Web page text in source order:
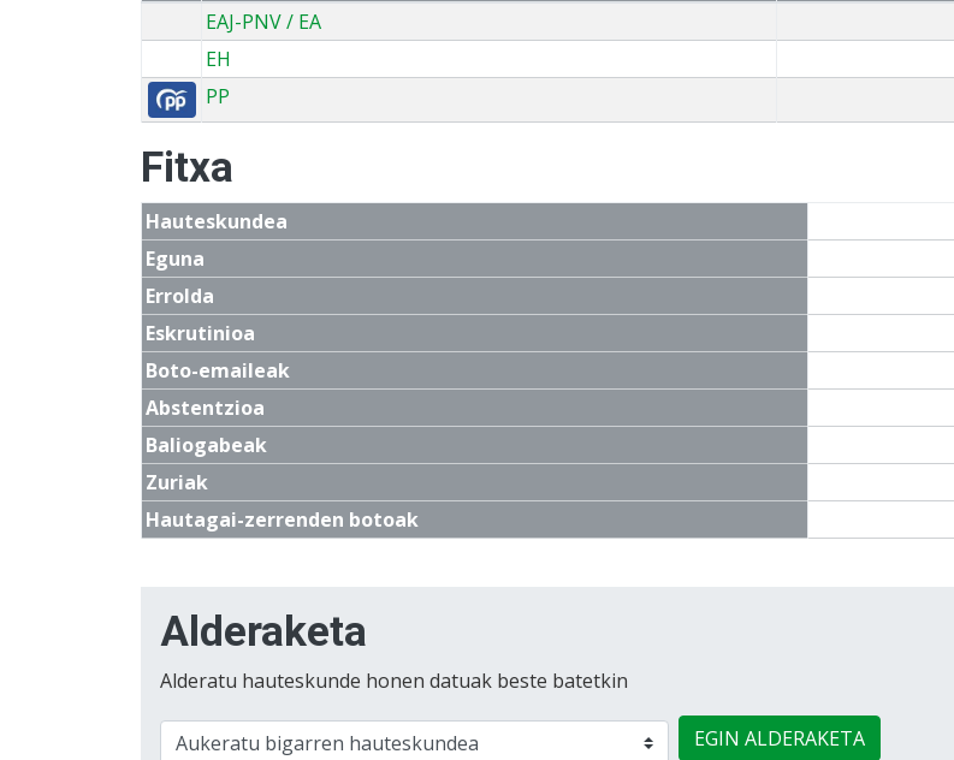
EAJ-PNV / EA
EH
PP
Fitxa
Hauteskundea
Eguna
Errolda
Eskrutinioa
Boto-emaileak
Abstentzioa
Baliogabeak
Zuriak
Hautagai-zerrenden botoak
Alderaketa
Alderatu hauteskunde honen datuak beste batetkin
EGIN ALDERAKETA